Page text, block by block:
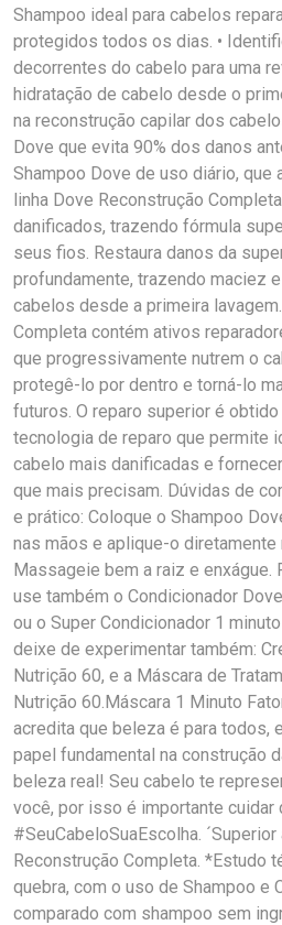
Shampoo ideal para cabelos
protegidos todos os dias. •
decorrentes do cabelo para uma
hidratação de cabelo desde o
na reconstrução capilar dos
Dove que evita 90% dos danos
Shampoo Dove de uso diário, que
linha Dove Reconstrução
danificados, trazendo fórmula
seus fios. Restaura danos da
profundamente, trazendo maciez
cabelos desde a primeira
Completa contém ativos
que progressivamente nutrem o
protegê-lo por dentro e torná-lo
futuros. O reparo superior é
tecnologia de reparo que permite
cabelo mais danificadas e
que mais precisam. Dúvidas de
e prático: Coloque o Shampoo
nas mãos e aplique-o
Massageie bem a raiz e enxágue.
use também o Condicionador
ou o Super Condicionador 1
deixe de experimentar também:
Nutrição 60, e a Máscara de
Nutrição 60.Máscara 1 Minuto
acredita que beleza é para todos,
papel fundamental na construção
beleza real! Seu cabelo te
você, por isso é importante cuidar
#SeuCabeloSuaEscolha.
Reconstrução Completa. *Estudo
quebra, com o uso de Shampoo e
comparado com shampoo sem